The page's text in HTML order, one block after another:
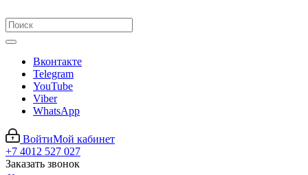
Вконтакте
Telegram
YouTube
Viber
WhatsApp
ВойтиМой кабинет
+7 4012 527 027
Заказать звонок